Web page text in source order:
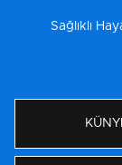
Sağlıklı